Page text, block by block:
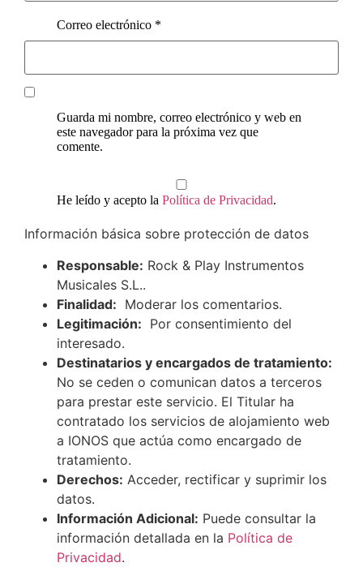
Correo electrónico *
Guarda mi nombre, correo electrónico y web en
este navegador para la próxima vez que
comente.
He leído y acepto la Política de Privacidad.
Información básica sobre protección de datos
Responsable: Rock & Play Instrumentos
Musicales S.L..
Finalidad: Moderar los comentarios.
Legitimación: Por consentimiento del
interesado.
Destinatarios y encargados de tratamiento:
No se ceden o comunican datos a terceros
para prestar este servicio. El Titular ha
contratado los servicios de alojamiento web
a IONOS que actúa como encargado de
tratamiento.
Derechos: Acceder, rectificar y suprimir los
datos.
Información Adicional: Puede consultar la
información detallada en la Política de
Privacidad.